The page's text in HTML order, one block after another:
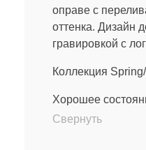
оправе с
оттенка. Дизайн
гравировкой с
Коллекция
Хорошее
Свернуть